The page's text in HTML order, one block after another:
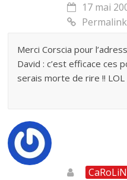
17 mai
Permalink
Merci Corscia pour
David : c’est efficace ces
serais morte de rire !! LOL